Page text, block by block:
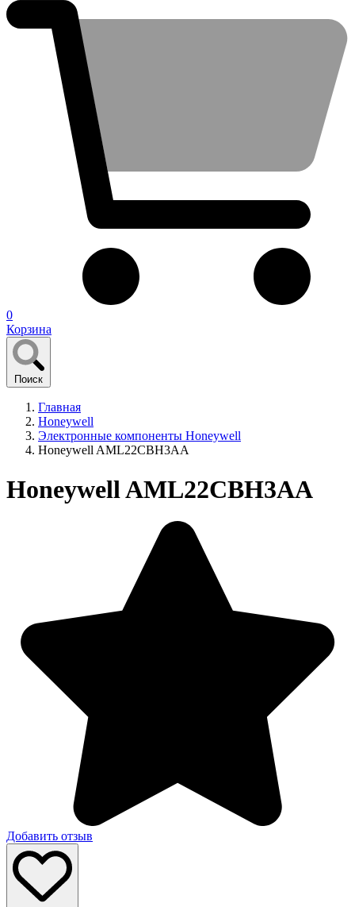
0
Корзина
Поиск
Главная
Honeywell
Электронные компоненты Honeywell
Honeywell AML22CBH3AA
Honeywell AML22CBH3AA
Добавить отзыв